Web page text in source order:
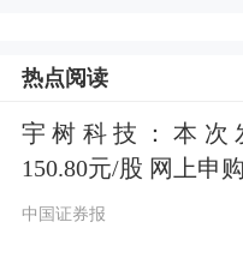
据央视新闻报道
伊朗外交部发言
事和解除对霍尔
热点阅读
宇树科技：本次
150.80元/股 网上申
中国证券报